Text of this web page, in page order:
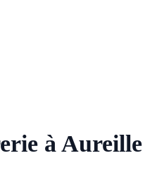
à Aureille